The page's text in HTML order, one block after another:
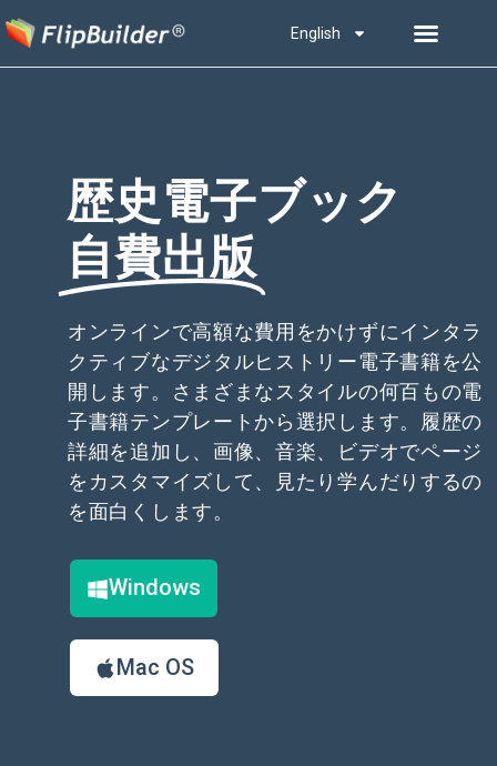
English
歴史電子ブック
自費出版
オンラインで高額な費用をかけずにインタラ
クティブなデジタルヒストリー電子書籍を公
開します。さまざまなスタイルの何百もの電
子書籍テンプレートから選択します。履歴の
詳細を追加し、画像、音楽、ビデオでページ
をカスタマイズして、見たり学んだりするの
を面白くします。
Windows
Mac OS